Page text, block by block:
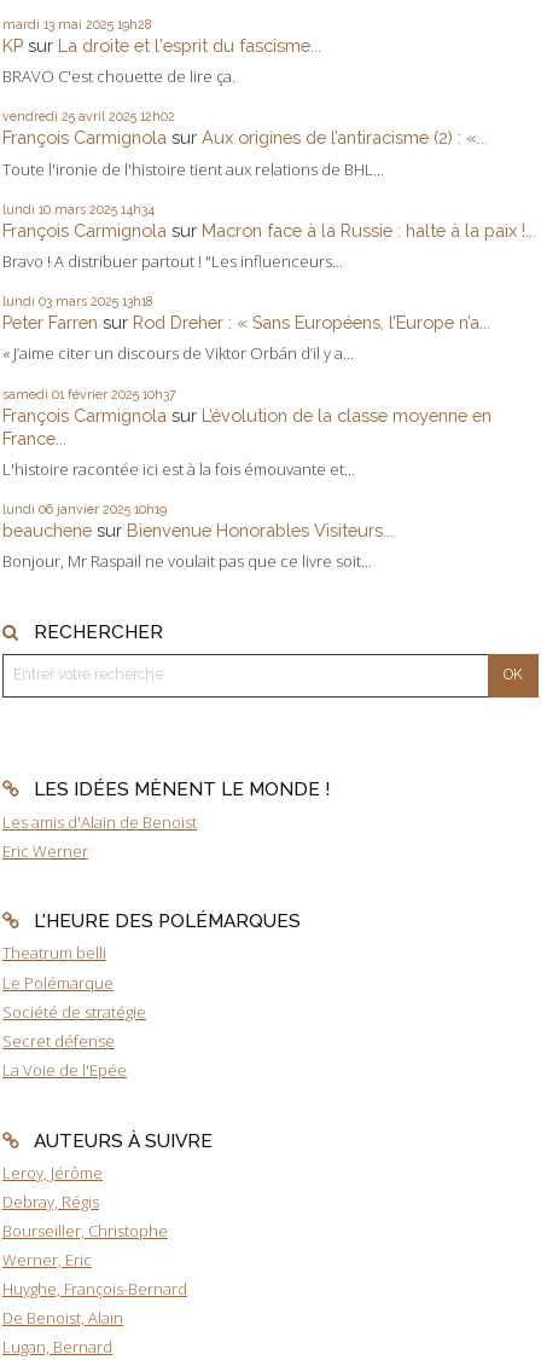
mardi 13 mai 2025 19h28
KP sur La droite et l'esprit du fascisme...
BRAVO C'est chouette de lire ça.
vendredi 25 avril 2025 12h02
François Carmignola sur Aux origines de l’antiracisme (2) : «...
Toute l'ironie de l'histoire tient aux relations de BHL...
lundi 10 mars 2025 14h34
François Carmignola sur Macron face à la Russie : halte à la paix !...
Bravo ! A distribuer partout ! "Les influenceurs...
lundi 03 mars 2025 13h18
Peter Farren sur Rod Dreher : « Sans Européens, l’Europe n’a...
« J’aime citer un discours de Viktor Orbán d’il y a...
samedi 01 février 2025 10h37
François Carmignola sur L’évolution de la classe moyenne en
France...
L'histoire racontée ici est à la fois émouvante et...
lundi 06 janvier 2025 10h19
beauchene sur Bienvenue Honorables Visiteurs...
Bonjour, Mr Raspail ne voulait pas que ce livre soit...
RECHERCHER
LES IDÉES MÈNENT LE MONDE !
Les amis d'Alain de Benoist
Eric Werner
L'HEURE DES POLÉMARQUES
Theatrum belli
Le Polémarque
Société de stratégie
Secret défense
La Voie de l'Epée
AUTEURS À SUIVRE
Leroy, Jérôme
Debray, Régis
Bourseiller, Christophe
Werner, Eric
Huyghe, François-Bernard
De Benoist, Alain
Lugan, Bernard